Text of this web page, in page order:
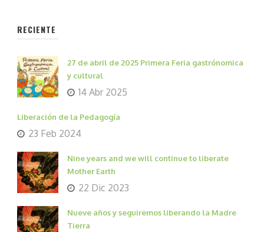
RECIENTE
27 de abril de 2025 Primera Feria gastrónomica
y cultural
14 Abr 2025
Liberación de la Pedagogía
23 Feb 2024
Nine years and we will continue to liberate
Mother Earth
22 Dic 2023
Nueve años y seguiremos liberando la Madre
Tierra